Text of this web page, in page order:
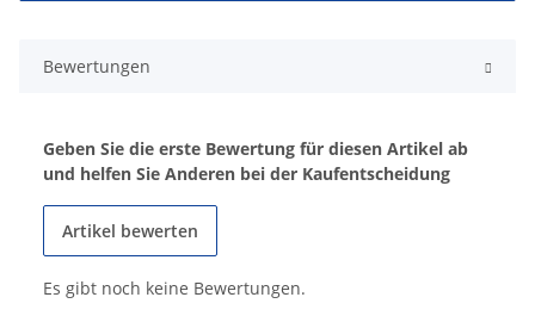
Bewertungen
Geben Sie die erste Bewertung für diesen Artikel ab
und helfen Sie Anderen bei der Kaufentscheidung
Artikel bewerten
Es gibt noch keine Bewertungen.